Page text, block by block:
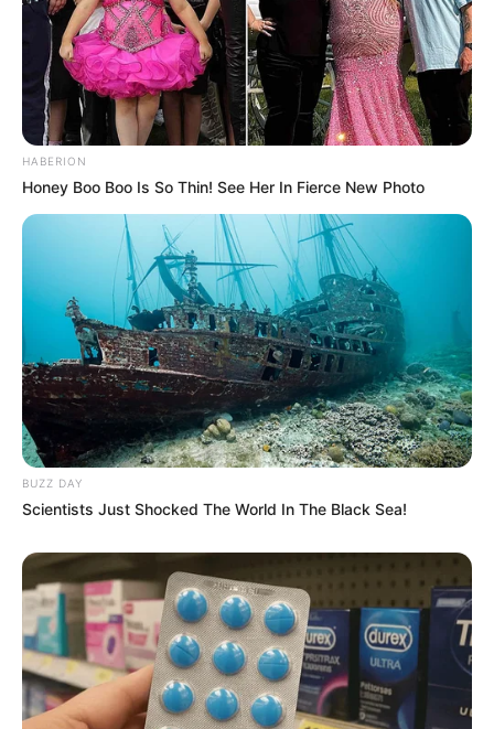
Facebook
Twitter
Pinterest
Share
Revista Artesanato
18/07/2019
Recomendados para você
Tapete de Crochê
Redondo: Passo a Passos +
34 Fotos
+46 Fotos
Chaveiro de Crochê: 38
HABERION
Honey Boo Boo Is So Thin! See Her In Fierce New Photo
BUZZ DAY
Scientists Just Shocked The World In The Black Sea!